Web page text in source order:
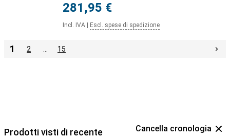
281,95 €
Incl. IVA Escl. spese di spedizione
1 2 15
Prodotti visti di recente Cancella cronologia